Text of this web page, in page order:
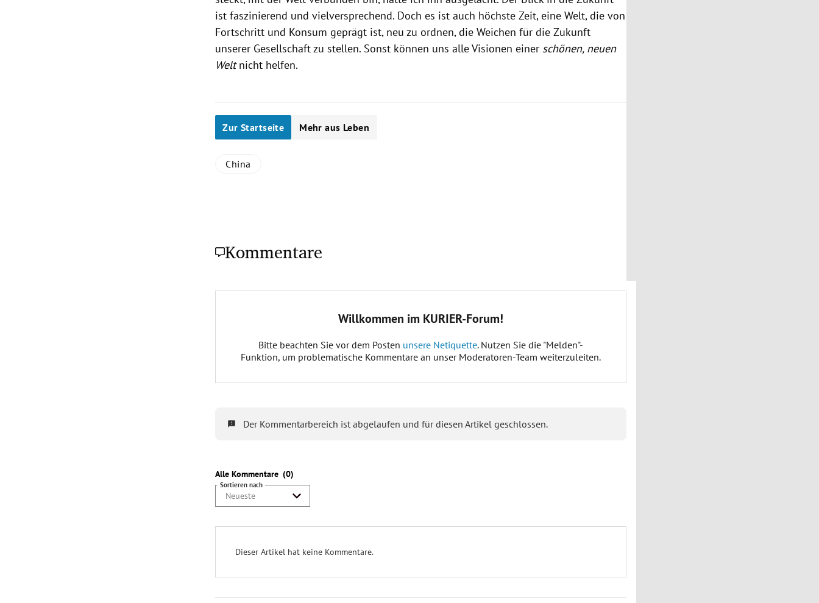
ist faszinierend und vielversprechend. Doch es ist auch höchste Zeit, eine Welt, die von
Fortschritt und Konsum geprägt ist, neu zu ordnen, die Weichen für die Zukunft
unserer Gesellschaft zu stellen. Sonst können uns alle Visionen einer schönen, neuen
Weltnicht helfen.
Zur Startseite Mehr aus Leben
China
Kommentare